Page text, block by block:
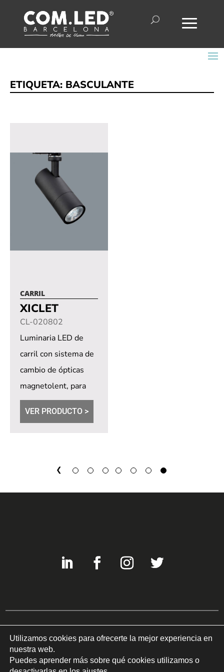
ETIQUETA: BASCULANTE
CARRIL
XICLET
CL-020802
Luminaria LED de
carril con sistema de
cambio de ópticas
magnetolent, para
una rápida adaptación
del haz lumínico...
VER PRODUCTO >
← 1 2 3 22 23 24 25
Copyright © 2022 COM-LED Todos los derechos reservados ©
Política de privacidadIUso de cookies
Utilizamos cookies para ofrecerte la mejor experiencia en
nuestra web.
Puedes aprender más sobre qué cookies utilizamos o